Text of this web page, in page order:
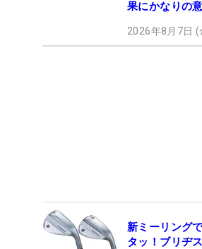
果にかなりの意
2026年8月7日
新ミーリング
タッ！ブリヂ